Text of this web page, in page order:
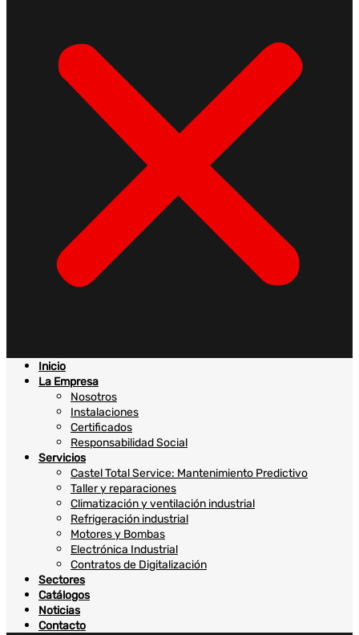
Inicio
La Empresa
Nosotros
Instalaciones
Certificados
Responsabilidad Social
Servicios
Castel Total Service: Mantenimiento Predictivo
Taller y reparaciones
Climatización y ventilación industrial
Refrigeración industrial
Motores y Bombas
Electrónica Industrial
Contratos de Digitalización
Sectores
Catálogos
Noticias
Contacto